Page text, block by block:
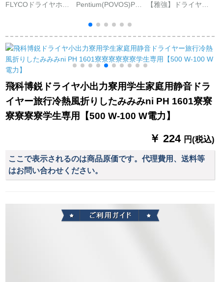
FLYCOドライヤホー
ンドライヤー冷熱風
理髪店サイロンFH
6105標準装備+飛科
7805鼻毛器
Pentium(POVOS)PH
学生寮専用グリン500
Wピン850 Wグリル
500 W
【雅強】ドライヤの
温青の光と冷たい風
のサラロンのハリケ
ンン
飛科博鋭ドライヤ小出力寮用学生家庭用静音ドラ
イヤー旅行冷熱風折りしたみみみni PH 1601寮寮
寮寮寮寮学生専用【500 W-100 W電力】
￥ 224 円(税込)
ここで表示されるのは商品原価です。代理費用、送料等
はお問い合わせください。